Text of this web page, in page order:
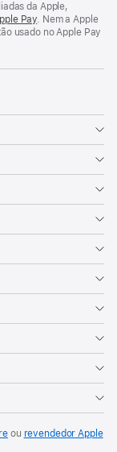
da Apple,
Pay. Nem a Apple
usado no Apple Pay
ou revendedor Apple